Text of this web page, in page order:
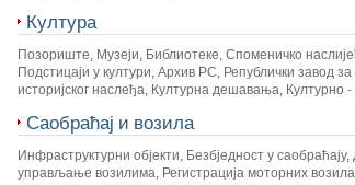
Култура
Позориште, Музеји, Библиотеке, Споменичко
Подстицаји у култури, Архив РС, Републички завод
историјског наслеђа, Културна дешавања, Културно
Саобраћај и возила
Инфраструктурни објекти, Безбједност у саобраћају,
управљање возилима, Регистрација моторних возила